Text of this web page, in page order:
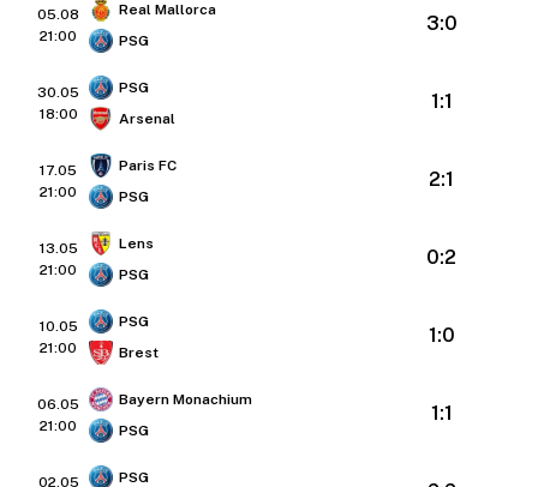
05.08
21:00
Real Mallorca
PSG
3:0
30.05
18:00
PSG
Arsenal
1:1
17.05
21:00
Paris FC
PSG
2:1
13.05
21:00
Lens
PSG
0:2
10.05
21:00
PSG
Brest
1:0
06.05
21:00
Bayern Monachium
PSG
1:1
02.05
PSG